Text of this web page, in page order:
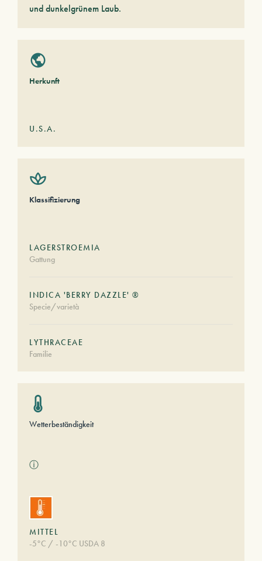
und dunkelgrünem Laub.
Herkunft
U.S.A.
Klassifizierung
LAGERSTROEMIA
Gattung
INDICA 'BERRY DAZZLE' ®
Specie/varietà
LYTHRACEAE
Familie
Wetterbeständigkeit
ⓘ
MITTEL
-5°C / -10°C USDA 8